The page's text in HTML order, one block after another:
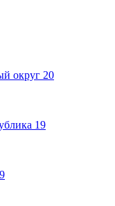
округ 20
19